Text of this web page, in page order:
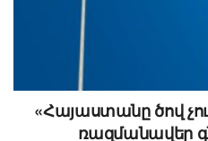
«Հայաստանը ծով
ռազմանավեր